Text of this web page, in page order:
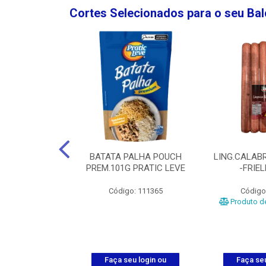
Cortes Selecionados para o seu
BATATA PALHA POUCH
PREM.101G PRATIC LEVE
Código: 111365
Faça seu login ou
-
Produto
Faça